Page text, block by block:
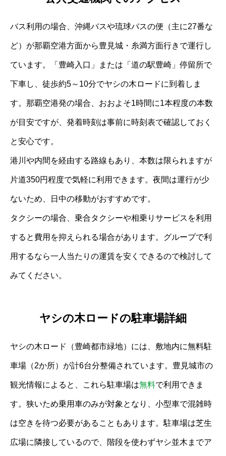
バス利用の場合、沖縄バスや琉球バスの便（主に27番な
ど）が那覇空港方面から豊見城・糸満方面行きで運行し
ています。「豊崎入口」または「道の駅豊崎」停留所で
下車し、徒歩約5～10分でヤシの木ロードに到着しま
す。那覇空港発の場合、おおよそ1時間に1本程度の本数
が目安ですが、発着時刻は事前に時刻表で確認しておく
と安心です。
港川や内間を経由する路線もあり、本数は限られますが
片道350円程度で気軽に利用できます。夜間は運行が少
ないため、日中の移動がおすすめです。
タクシーの場合、乗合タクシーや相乗りサービスを利用
すると費用を抑えられる場合があります。グループで利
用するなら一人当たりの運賃を安くできるので検討して
みてください。
ヤシの木ロードの駐車場詳細
ヤシの木ロード（豊崎都市緑地）には、敷地内に無料駐
車場（2か所）が計6台分整備されています。豊見城市の
観光情報によると、これら駐車場は無料で利用できま
す。狭いため乗用車のみが対象となり、小型車で混雑時
は空きを待つ必要があることもあります。駐車場は芝生
広場に隣接しているので、階段を使わずヤシ並木までア